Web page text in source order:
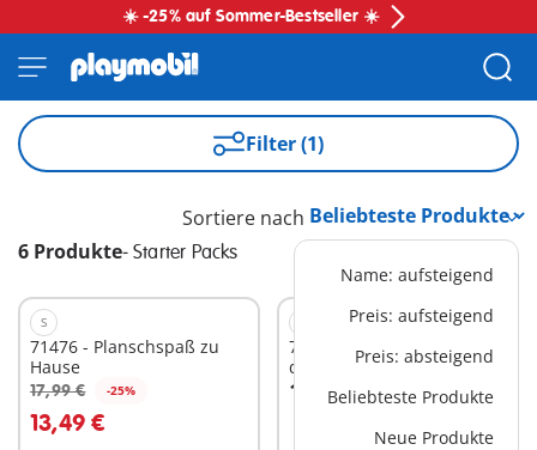
☀️ -25% auf Sommer-Bestseller ☀️
Filter (1)
6 Produkte- Starter Packs
Sortiere nach
Name: aufsteigend
Preis: aufsteigend
Preis: absteigend
Beliebteste Produkte
Neue Produkte
S
71476 - Planschspaß zu
Hause
17,99 € -25%
13,49 €
In den Warenkorb
71471 - Tierarzteinsatz bei
den Eseln
19,99 €
In den Warenkorb